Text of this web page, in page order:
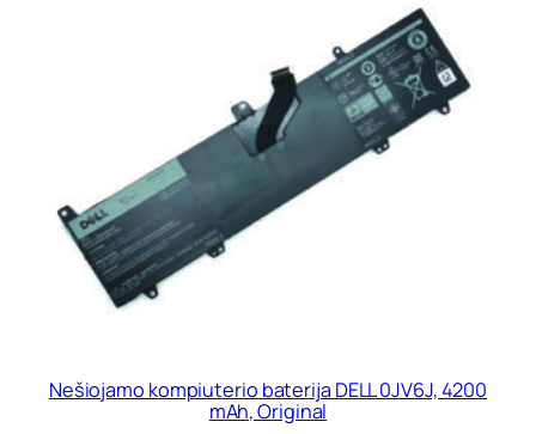
Nešiojamo kompiuterio baterija DELL 0JV6J, 4200
mAh, Original